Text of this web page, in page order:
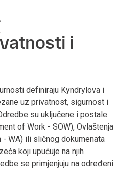
search
i
definiraju Kyndrylova i
uz privatnost, sigurnost i
su uključene i postale
of Work - SOW), Ovlaštenja
- WA) ili sličnog dokumenata
koji upućuje na njih
se primjenjuju na određeni